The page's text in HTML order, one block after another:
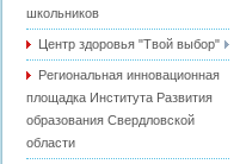
школьников
Центр здоровья "Твой выбор"
Региональная инновационная
площадка Института Развития
образования Свердловской
области